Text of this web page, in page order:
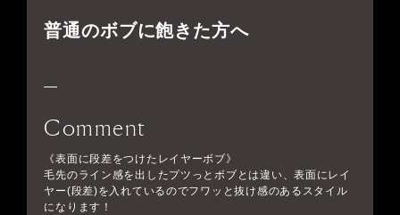
普通のボブに飽きた方へ
Comment
《表面に段差をつけたレイヤーボブ》
毛先のライン感を出したプツっとボブとは違い、表面にレイ
ヤー(段差)を入れているのでフワッと抜け感のあるスタイル
になります！